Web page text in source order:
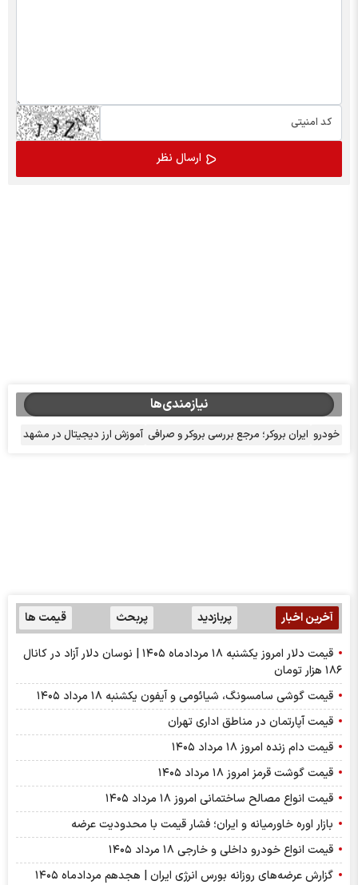
نیازمندی‌ها
خودرو ایران بروکر؛ مرجع بررسی بروکر و صرافی آموزش ارز دیجیتال در مشهد
آخرین اخبار پربازدید پربحث قیمت ها
قیمت دلار امروز یکشنبه ۱۸ مردادماه ۱۴۰۵ | نوسان دلار آزاد در کانال
۱۸۶ هزار تومان
قیمت گوشی سامسونگ، شیائومی و آیفون یکشنبه ۱۸ مرداد ۱۴۰۵
قیمت آپارتمان در مناطق اداری تهران
قیمت دام زنده امروز ۱۸ مرداد ۱۴۰۵
قیمت گوشت قرمز امروز ۱۸ مرداد ۱۴۰۵
قیمت انواع مصالح ساختمانی امروز ۱۸ مرداد ۱۴۰۵
بازار اوره خاورمیانه و ایران؛ فشار قیمت با محدودیت عرضه
قیمت انواع خودرو داخلی و خارجی ۱۸ مرداد ۱۴۰۵
گزارش عرضه‌های روزانه بورس انرژی ایران | هجدهم مردادماه ۱۴۰۵